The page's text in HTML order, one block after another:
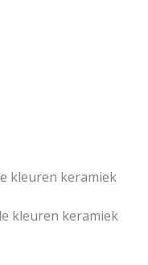
kleuren keramiek
kleuren keramiek